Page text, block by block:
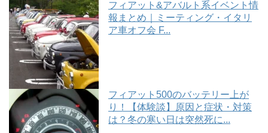
フィアット&アバルト系イベント情
報まとめ｜ミーティング・イタリ
ア車オフ会 F...
フィアット500のバッテリー上が
り！【体験談】原因と症状・対策
は？冬の寒い日は突然死に...